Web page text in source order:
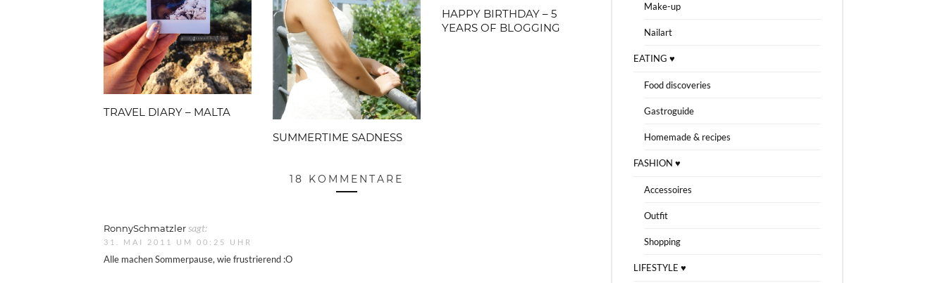
TRAVEL DIARY – MALTA
SUMMERTIME SADNESS
HAPPY BIRTHDAY – 5
YEARS OF BLOGGING
18 KOMMENTARE
RonnySchmatzlersagt:
31. MAI 2011 UM 00:25 UHR
Alle machen Sommerpause, wie frustrierend :O
Make-up
Nailart
EATING ♥
Food discoveries
Gastroguide
Homemade & recipes
FASHION ♥
Accessoires
Outfit
Shopping
LIFESTYLE ♥